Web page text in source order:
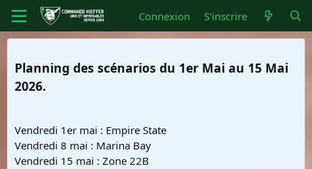
Connexion S'inscrire
Planning des scénarios du 1er Mai au 15 Mai
2026.
Vendredi 1er mai : Empire State
Vendredi 8 mai : Marina Bay
Vendredi 15 mai : Zone 22B